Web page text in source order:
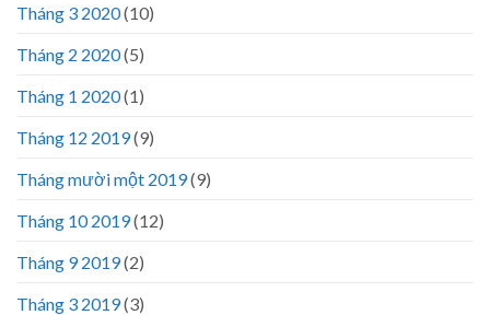
Tháng 3 2020(10)
Tháng 2 2020(5)
Tháng 1 2020(1)
Tháng 12 2019(9)
Tháng mười một 2019(9)
Tháng 10 2019(12)
Tháng 9 2019(2)
Tháng 3 2019(3)